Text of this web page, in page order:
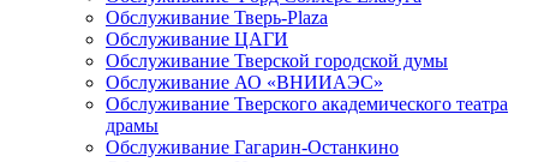
Обслуживание Тверь-Plaza
Обслуживание ЦАГИ
Обслуживание Тверской городской думы
Обслуживание АО «ВНИИАЭС»
Обслуживание Тверского академического театра
драмы
Обслуживание Гагарин-Останкино